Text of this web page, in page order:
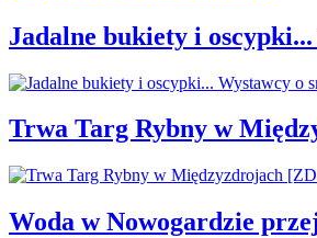
Jadalne bukiety i
Trwa Targ Rybny w
Woda w Nowogardzie